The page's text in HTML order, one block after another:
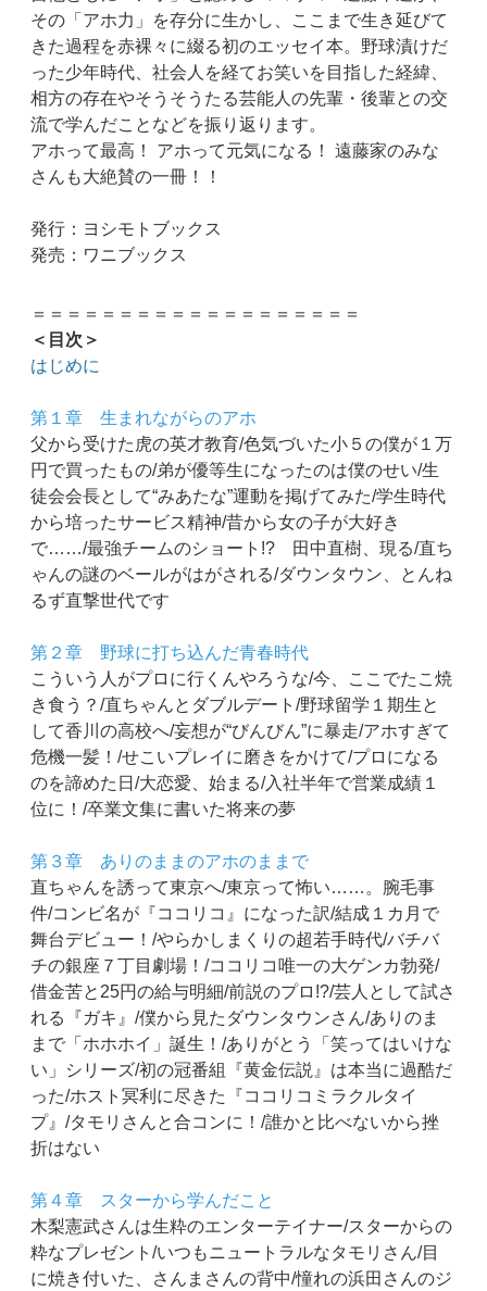
その「アホ力」を存分に生かし、ここまで生き延びて
きた過程を赤裸々に綴る初のエッセイ本。野球漬けだ
った少年時代、社会人を経てお笑いを目指した経緯、
相方の存在やそうそうたる芸能人の先輩・後輩との交
流で学んだことなどを振り返ります。
アホって最高！ アホって元気になる！ 遠藤家のみな
さんも大絶賛の一冊！！
発行：ヨシモトブックス
発売：ワニブックス
＝＝＝＝＝＝＝＝＝＝＝＝＝＝＝＝＝＝＝
＜目次＞
はじめに
第１章 生まれながらのアホ
父から受けた虎の英才教育/色気づいた小５の僕が１万
円で買ったもの/弟が優等生になったのは僕のせい/生
徒会会長として“みあたな”運動を掲げてみた/学生時代
から培ったサービス精神/昔から女の子が大好き
で……/最強チームのショート!? 田中直樹、現る/直ち
ゃんの謎のベールがはがされる/ダウンタウン、とんね
るず直撃世代です
第２章 野球に打ち込んだ青春時代
こういう人がプロに行くんやろうな/今、ここでたこ焼
き食う？/直ちゃんとダブルデート/野球留学１期生と
して香川の高校へ/妄想が“びんびん”に暴走/アホすぎて
危機一髪！/せこいプレイに磨きをかけて/プロになる
のを諦めた日/大恋愛、始まる/入社半年で営業成績１
位に！/卒業文集に書いた将来の夢
第３章 ありのままのアホのままで
直ちゃんを誘って東京へ/東京って怖い……。腕毛事
件/コンビ名が『ココリコ』になった訳/結成１カ月で
舞台デビュー！/やらかしまくりの超若手時代/バチバ
チの銀座７丁目劇場！/ココリコ唯一の大ゲンカ勃発/
借金苦と25円の給与明細/前説のプロ!?/芸人として試さ
れる『ガキ』/僕から見たダウンタウンさん/ありのま
まで「ホホホイ」誕生！/ありがとう「笑ってはいけな
い」シリーズ/初の冠番組『黄金伝説』は本当に過酷だ
った/ホスト冥利に尽きた『ココリコミラクルタイ
プ』/タモリさんと合コンに！/誰かと比べないから挫
折はない
第４章 スターから学んだこと
木梨憲武さんは生粋のエンターテイナー/スターからの
粋なプレゼント/いつもニュートラルなタモリさん/目
に焼き付いた、さんまさんの背中/憧れの浜田さんのジ